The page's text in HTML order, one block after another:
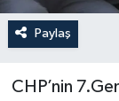
Paylaş
CHP’nin